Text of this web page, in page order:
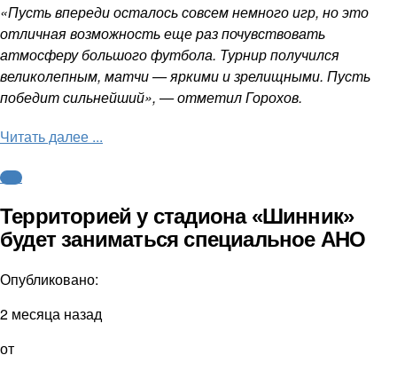
«Пусть впереди осталось совсем немного игр, но это
отличная возможность еще раз почувствовать
атмосферу большого футбола. Турнир получился
великолепным, матчи — яркими и зрелищными. Пусть
победит сильнейший», — отметил Горохов.
Читать далее ...
ФНЛ
Территорией у стадиона «Шинник»
будет заниматься специальное АНО
Опубликовано:
2 месяца назад
от